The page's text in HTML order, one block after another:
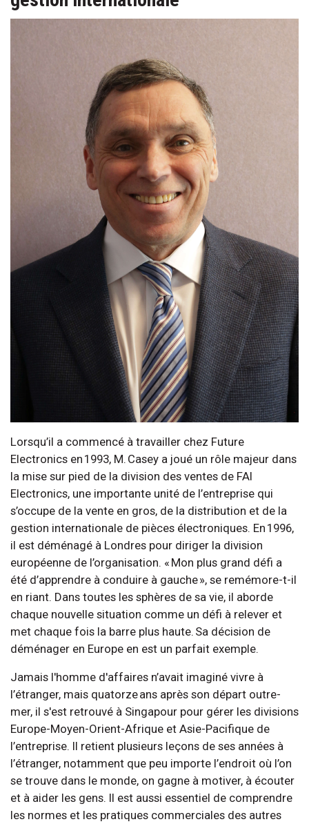
Lorsqu’il a commencé à travailler chez Future
Electronics en 1993, M. Casey a joué un rôle majeur dans
la mise sur pied de la division des ventes de FAI
Electronics, une importante unité de l’entreprise qui
s’occupe de la vente en gros, de la distribution et de la
gestion internationale de pièces électroniques. En 1996,
il est déménagé à Londres pour diriger la division
européenne de l’organisation. « Mon plus grand défi a
été d’apprendre à conduire à gauche », se remémore-t-il
en riant. Dans toutes les sphères de sa vie, il aborde
chaque nouvelle situation comme un défi à relever et
met chaque fois la barre plus haute. Sa décision de
déménager en Europe en est un parfait exemple.
Jamais l'homme d'affaires n’avait imaginé vivre à
l’étranger, mais quatorze ans après son départ outre-
mer, il s'est retrouvé à Singapour pour gérer les divisions
Europe-Moyen-Orient-Afrique et Asie-Pacifique de
l’entreprise. Il retient plusieurs leçons de ses années à
l’étranger, notamment que peu importe l’endroit où l’on
se trouve dans le monde, on gagne à motiver, à écouter
et à aider les gens. Il est aussi essentiel de comprendre
les normes et les pratiques commerciales des autres